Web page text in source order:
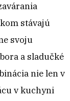
stávajú
svoju
a sladučké
nie len v
v kuchyni